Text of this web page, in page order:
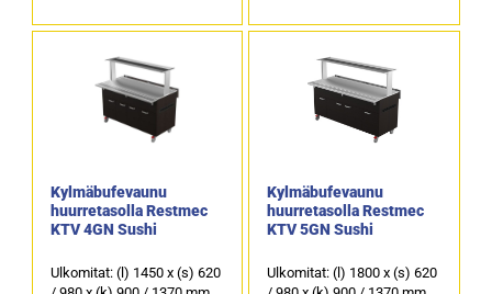
astioille, koko 2 x GN 1/1.
(kuvassa), tammi, tumma
tammi, pähkinä, pyökki,
koivu ja valkoinen.
4-kääntyvää pyörää, joista
kaksi lukittavaa.
astioille, koko 3 x GN 1/1.
(kuvassa), tammi, tumma
tammi, pähkinä, pyökki,
koivu ja valkoinen.
4-kääntyvää pyörää, joista
Kylmäbufevaunu
huurretasolla Restmec
KTV 4GN Sushi
Ulkomitat: (l) 1450 x (s) 620
Kylmäbufevaunu
huurretasolla Restmec
KTV 5GN Sushi
Ulkomitat: (l) 1800 x (s) 620